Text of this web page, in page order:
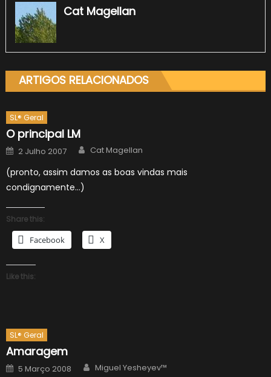
Cat Magellan
ARTIGOS RELACIONADOS
SL® Geral
O principal LM
Posted
on
2 Julho 2007 Author
Cat Magellan
(pronto, assim damos as boas vindas mais
condignamente…)
Share this:
Facebook X
Like this:
SL® Geral
Amaragem
Posted
on
5 Março 2008 Author
Miguel Yesheyev™